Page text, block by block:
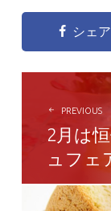
シェ
POST
PREVIOUS
2月は
ュフェ